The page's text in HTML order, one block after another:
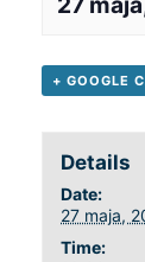
+ GOOGLE
Details
Date:
27 maja,
Time: